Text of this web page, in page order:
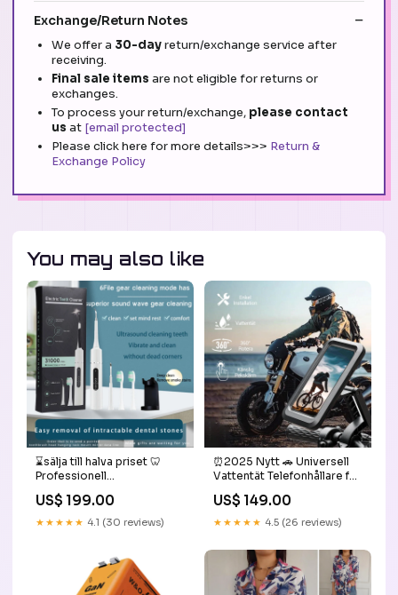
Exchange/Return Notes
We offer a 30-dayreturn/exchange service after
receiving.
Final sale items are not eligible for returns or
exchanges.
To process your return/exchange, please contact
us at [email protected]
Please click here for more details>>> Return &
Exchange Policy
You may also like
⌛sälja till halva priset 🦷
Professionell
med flera funktioner och
hastigheter household
US$ 199.00
★★★★★ 4.1 (30 reviews)
⏰2025 Nytt 🚗 Universell
Vattentät Telefonhållare för
⚡tidsbegränsat
erbjudande⚡:5 STK - 🔥
US$ 149.00
★★★★★ 4.5 (26 reviews)